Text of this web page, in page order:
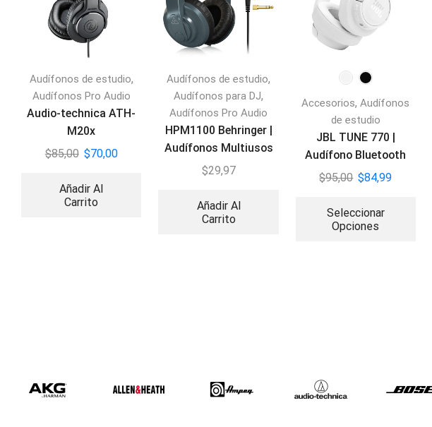
Audífonos de estudio,
Audífonos Pro Audio
Audio-technica ATH-
M20x
$85,00 $70,00
Añadir Al
Carrito
Audífonos de estudio,
Audífonos para DJ,
Audífonos Pro Audio
HPM1100 Behringer |
Audífonos Multiusos
DJ
$29,97
Añadir Al
Carrito
Accesorios,Audífonos
de estudio
JBL TUNE 770 |
Audífono Bluetooth
Circumaural
$95,00 $84,99
Seleccionar
Opciones